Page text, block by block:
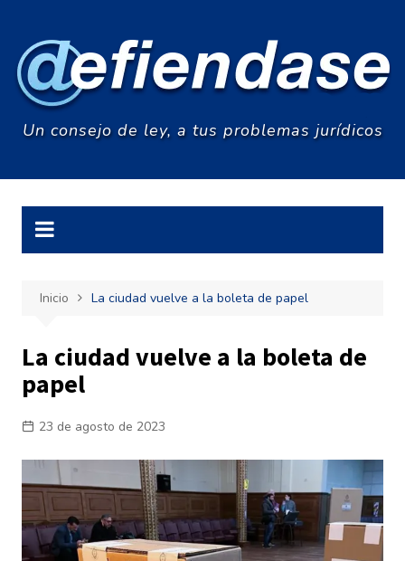
contenido
Un consejo de ley, a tus problemas jurídicos
Inicio La ciudad vuelve a la boleta de papel
La ciudad vuelve a la boleta de
papel
23 de agosto de 2023